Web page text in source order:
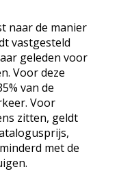
naar de manier
vastgesteld
geleden voor
Voor deze
van de
Voor
zitten, geldt
met de